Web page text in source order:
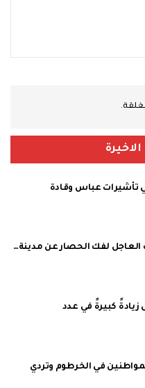
تأشيرات عباس وقادة
العاجل لفك الحصار عن مدينة…
كبيرةً في عدد
في الخرطوم وتردي